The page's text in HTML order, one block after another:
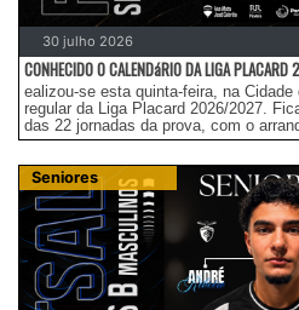
30 julho 2026
CONHECIDO O CALENDáRIO DA LIGA
ealizou-se esta quinta-feira, na
regular da Liga Placard 2026/2027.
das 22 jornadas da prova, com o
para o fim de semana de 12 e 13 de
Seniores